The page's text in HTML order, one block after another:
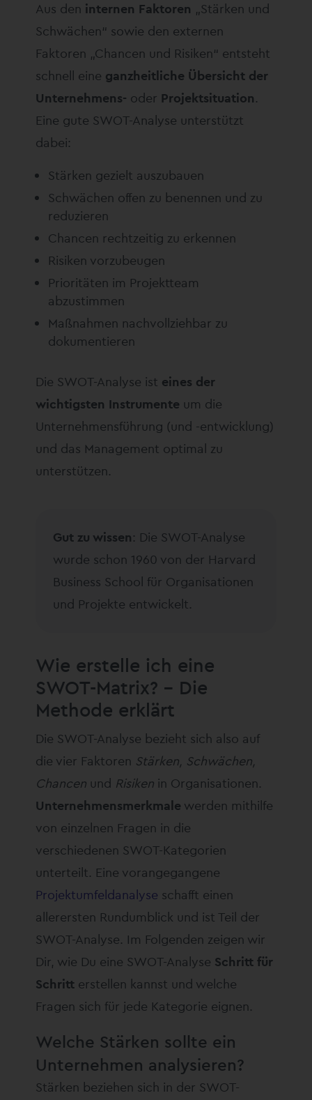
Aus den internen Faktoren „Stärken und
Schwächen“ sowie den externen
Faktoren „Chancen und Risiken“ entsteht
schnell eine ganzheitliche Übersicht der
Unternehmens- oder Projektsituation.
Eine gute SWOT-Analyse unterstützt
dabei:
Stärken gezielt auszubauen
Schwächen offen zu benennen und zu
reduzieren
Chancen rechtzeitig zu erkennen
Risiken vorzubeugen
Prioritäten im Projektteam
abzustimmen
Maßnahmen nachvollziehbar zu
dokumentieren
Die SWOT-Analyse ist eines der
wichtigsten Instrumente um die
Unternehmensführung (und -entwicklung)
und das Management optimal zu
unterstützen.
Gut zu wissen: Die SWOT-Analyse
wurde schon 1960 von der Harvard
Business School für Organisationen
und Projekte entwickelt.
Wie erstelle ich eine
SWOT-Matrix? – Die
Methode erklärt
Die SWOT-Analyse bezieht sich also auf
die vier Faktoren Stärken, Schwächen,
Chancen und Risiken in Organisationen.
Unternehmensmerkmale werden mithilfe
von einzelnen Fragen in die
verschiedenen SWOT-Kategorien
unterteilt. Eine vorangegangene
Projektumfeldanalyse schafft einen
allerersten Rundumblick und ist Teil der
SWOT-Analyse. Im Folgenden zeigen wir
Dir, wie Du eine SWOT-Analyse Schritt für
Schritt erstellen kannst und welche
Fragen sich für jede Kategorie eignen.
Welche Stärken sollte ein
Unternehmen analysieren?
Stärken beziehen sich in der SWOT-